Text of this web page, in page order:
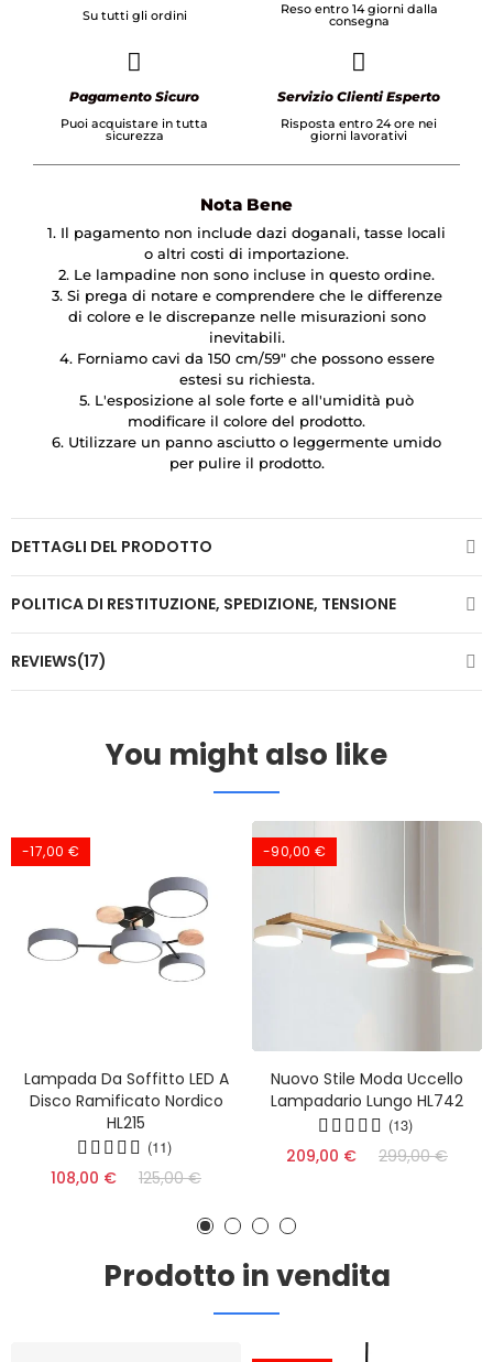
Su tutti gli ordini Reso entro 14 giorni dalla
consegna
Pagamento Sicuro
Puoi acquistare in tutta
sicurezza
Servizio Clienti Esperto
Risposta entro 24 ore nei
giorni lavorativi
Nota Bene
1. Il pagamento non include dazi doganali, tasse locali
o altri costi di importazione.
2. Le lampadine non sono incluse in questo ordine.
3. Si prega di notare e comprendere che le differenze
di colore e le discrepanze nelle misurazioni sono
inevitabili.
4. Forniamo cavi da 150 cm/59″ che possono essere
estesi su richiesta.
5. L'esposizione al sole forte e all'umidità può
modificare il colore del prodotto.
6. Utilizzare un panno asciutto o leggermente umido
per pulire il prodotto.
DETTAGLI DEL PRODOTTO
POLITICA DI RESTITUZIONE, SPEDIZIONE, TENSIONE
REVIEWS(17)
You might also like
-17,00 €
Lampada Da Soffitto LED A
Disco Ramificato Nordico
HL215
(11)
108,00 € 125,00 €
-90,00 €
Nuovo Stile Moda Uccello
Lampadario Lungo HL742
(13)
209,00 € 299,00 €
Prodotto in vendita